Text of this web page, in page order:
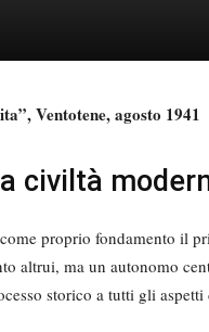
Ventotene, agosto 1941
civiltà
proprio fondamento il
altrui, ma un autonomo
storico a tutti gli